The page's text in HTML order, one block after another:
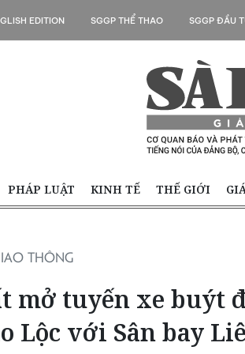
EDITION SGGP THỂ THAO SGGP ĐẦU
PHÁP LUẬT KINH TẾ THẾ GIỚI
THÔNG
mở tuyến xe buýt
Lộc với Sân bay